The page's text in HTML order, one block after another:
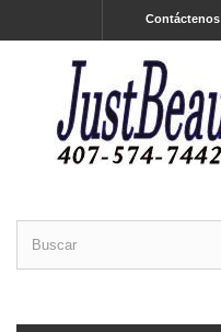
Contáctenos